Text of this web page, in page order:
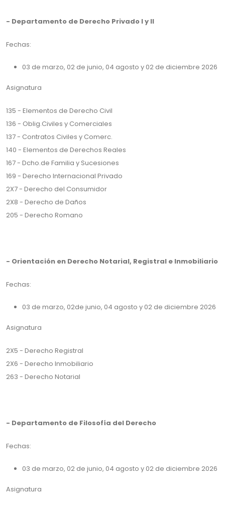
- Departamento de Derecho Privado I y II
Fechas:
03 de marzo, 02 de junio, 04 agosto y 02 de diciembre 2026
Asignatura
135 - Elementos de Derecho Civil
136 - Oblig.Civiles y Comerciales
137 - Contratos Civiles y Comerc.
140 - Elementos de Derechos Reales
167 - Dcho.de Familia y Sucesiones
169 - Derecho Internacional Privado
2X7 - Derecho del Consumidor
2X8 - Derecho de Daños
205 - Derecho Romano
- Orientación en Derecho Notarial, Registral e Inmobiliario
Fechas:
03 de marzo, 02de junio, 04 agosto y 02 de diciembre 2026
Asignatura
2X5 - Derecho Registral
2X6 - Derecho Inmobiliario
263 - Derecho Notarial
- Departamento de Filosofía del Derecho
Fechas:
03 de marzo, 02 de junio, 04 agosto y 02 de diciembre 2026
Asignatura